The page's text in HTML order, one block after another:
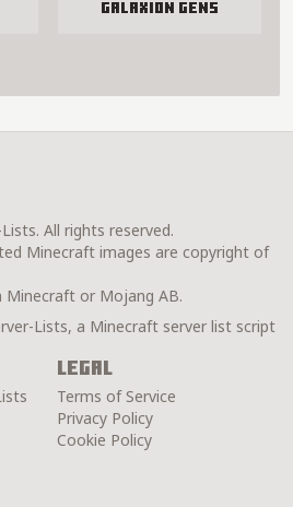
Galaxion Gens
All rights reserved.
Minecraft images are copyright of
or Mojang AB.
Lists, a Minecraft server list script
Legal
Terms of Service
Privacy Policy
Cookie Policy